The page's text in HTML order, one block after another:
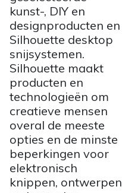
kunst-, DIY en
designproducten en
Silhouette desktop
snijsystemen.
Silhouette maakt
producten en
technologieën om
creatieve mensen
overal de meeste
opties en de minste
beperkingen voor
elektronisch
knippen, ontwerpen